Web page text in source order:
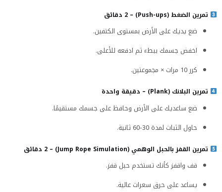
تمرين الضغط (Push-ups) – 2 دقائق
ضع يديك على الأرض بمستوى الكتفين.
اخفض جسمك ببطء ثم ادفعه للأعلى.
كرر 10 مرات × مجموعتين.
تمرين البلانك (Plank) – دقيقة واحدة
ضع ساعديك على الأرض وحافظ على جسمك مستقيمًا.
حاول الثبات لمدة 30-60 ثانية.
تمرين القفز بالحبل الوهمي (Jump Rope Simulation) – 2 دقائق
قف واقفز كأنك تستخدم حبل قفز.
يساعد على حرق سعرات عالية.